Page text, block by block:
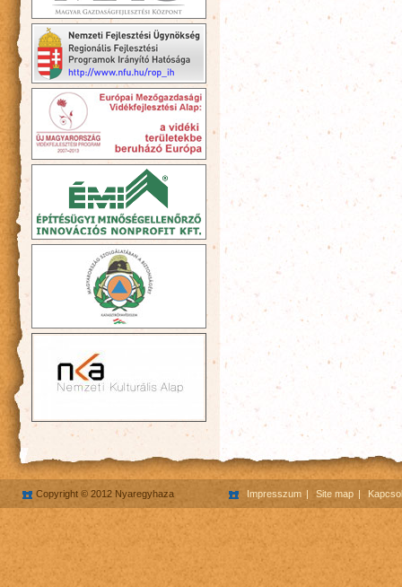
Copyright © 2012 Nyaregyhaza Impresszum Site map